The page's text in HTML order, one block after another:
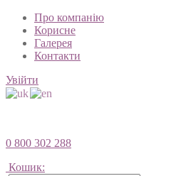
Про компанію
Корисне
Галерея
Контакти
Увійти
0 800 302 288
Кошик: